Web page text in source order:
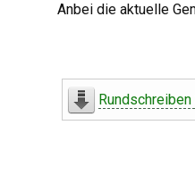
Anbei die aktuelle